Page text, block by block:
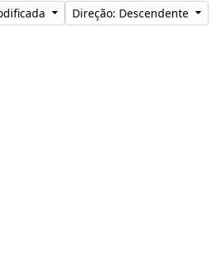
Direção: Descendente